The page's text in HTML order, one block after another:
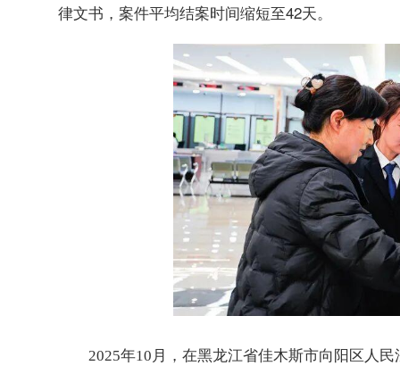
律文书，案件平均结案时间缩短至42天。
2025年10月，在黑龙江省佳木斯市向阳区人